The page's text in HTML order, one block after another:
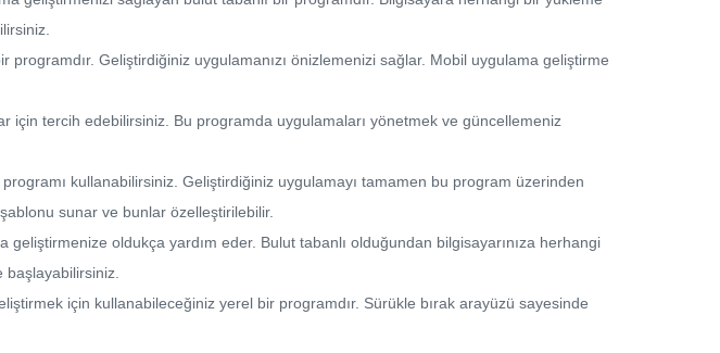
Geliştirdiğiniz uygulamanızı önizlemenizi sağlar. Mobil uygulama geliştirme
tercih edebilirsiniz. Bu programda uygulamaları yönetmek ve güncellemeniz
kullanabilirsiniz. Geliştirdiğiniz uygulamayı tamamen bu program üzerinden
sunar ve bunlar özelleştirilebilir.
oldukça yardım eder. Bulut tabanlı olduğundan bilgisayarınıza herhangi
için kullanabileceğiniz yerel bir programdır. Sürükle bırak arayüzü sayesinde